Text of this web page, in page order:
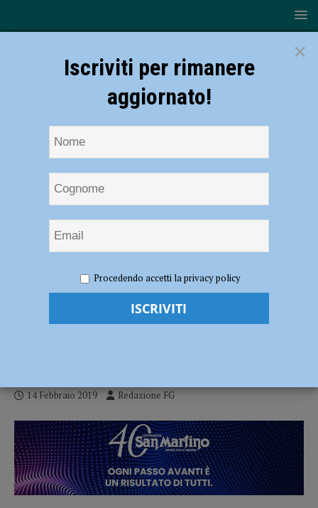
cittadino, commercianti e amministrazione insieme – AUDIO
Migliorare il mercato cittadino,
14 Febbraio 2019 Redazione FG
×
Iscriviti per rimanere
aggiornato!
Procedendo accetti la privacy policy